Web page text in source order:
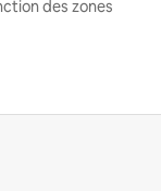
des zones